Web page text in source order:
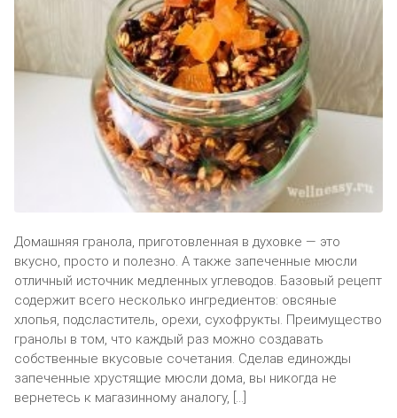
Домашняя гранола, приготовленная в духовке — это
вкусно, просто и полезно. А также запеченные мюсли
отличный источник медленных углеводов. Базовый рецепт
содержит всего несколько ингредиентов: овсяные
хлопья, подсластитель, орехи, сухофрукты. Преимущество
гранолы в том, что каждый раз можно создавать
собственные вкусовые сочетания. Сделав единожды
запеченные хрустящие мюсли дома, вы никогда не
вернетесь к магазинному аналогу, […]